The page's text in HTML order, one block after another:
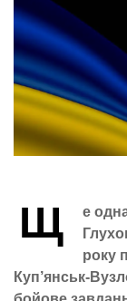
Щ е
року
Куп’янськ-